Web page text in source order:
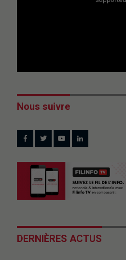
Nous suivre
DERNIÈRES ACTUS